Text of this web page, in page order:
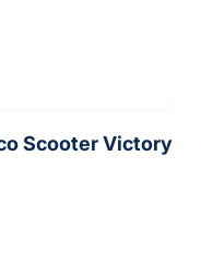
Scooter Victory